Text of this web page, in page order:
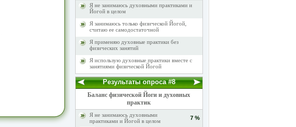
Я не занимаюсь духовными практиками и
Йогой в целом
Я занимаюсь только физической Йогой,
считаю ее самодостаточной
Я применяю духовные практики без
физических занятий
Я использую духовные практики вместе с
занятиями физической Йогой
Результаты опроса #8
Баланс физической Йоги и духовных
практик
Я не занимаюсь духовными
практиками и Йогой в целом
7 %